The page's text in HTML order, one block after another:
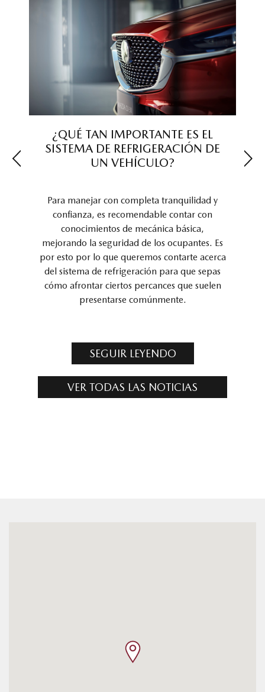
¿QUÉ TAN IMPORTANTE ES EL
SISTEMA DE REFRIGERACIÓN DE
UN VEHÍCULO?
Para manejar con completa tranquilidad y
confianza, es recomendable contar con
conocimientos de mecánica básica,
mejorando la seguridad de los ocupantes. Es
por esto por lo que queremos contarte acerca
del sistema de refrigeración para que sepas
cómo afrontar ciertos percances que suelen
presentarse comúnmente.
SEGUIR LEYENDO
VER TODAS LAS NOTICIAS